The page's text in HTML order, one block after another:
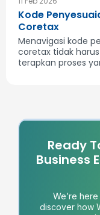
Kode
Coretax
Menavigasi kode
coretax tidak harus
terapkan proses
Ready
Business
We’re
discover how